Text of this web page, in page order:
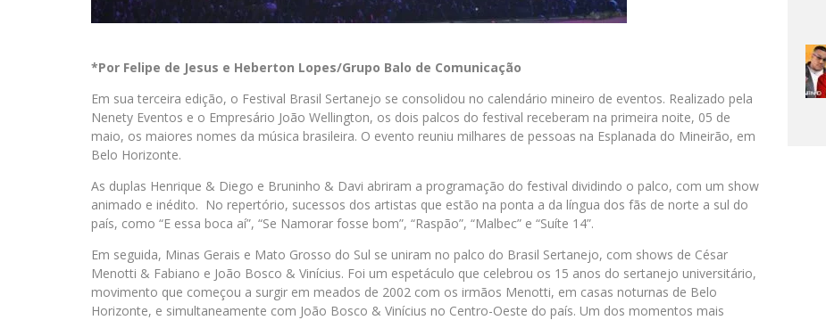
*Por Felipe de Jesus e Heberton Lopes/Grupo Balo de Comunicação
Em sua terceira edição, o Festival Brasil Sertanejo se consolidou no calendário mineiro de eventos. Realizado pela
Nenety Eventos e o Empresário João Wellington, os dois palcos do festival receberam na primeira noite, 05 de
maio, os maiores nomes da música brasileira. O evento reuniu milhares de pessoas na Esplanada do Mineirão, em
Belo Horizonte.
As duplas Henrique & Diego e Bruninho & Davi abriram a programação do festival dividindo o palco, com um show
animado e inédito. No repertório, sucessos dos artistas que estão na ponta a da língua dos fãs de norte a sul do
país, como “E essa boca aí”, “Se Namorar fosse bom”, “Raspão”, “Malbec” e “Suíte 14”.
Em seguida, Minas Gerais e Mato Grosso do Sul se uniram no palco do Brasil Sertanejo, com shows de César
Menotti & Fabiano e João Bosco & Vinícius. Foi um espetáculo que celebrou os 15 anos do sertanejo universitário,
movimento que começou a surgir em meados de 2002 com os irmãos Menotti, em casas noturnas de Belo
Horizonte, e simultaneamente com João Bosco & Vinícius no Centro-Oeste do país. Um dos momentos mais